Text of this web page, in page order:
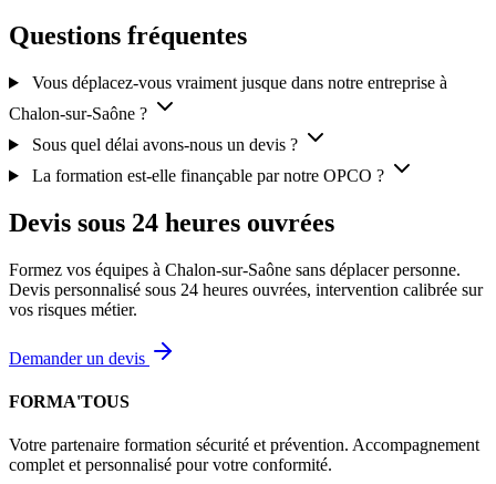
Questions fréquentes
Vous déplacez-vous vraiment jusque dans notre entreprise à
Chalon-sur-Saône ?
Sous quel délai avons-nous un devis ?
La formation est-elle finançable par notre OPCO ?
Devis sous 24 heures ouvrées
Formez vos équipes à Chalon-sur-Saône sans déplacer personne.
Devis personnalisé sous 24 heures ouvrées, intervention calibrée sur
vos risques métier.
Demander un devis
FORMA'TOUS
Votre partenaire formation sécurité et prévention. Accompagnement
complet et personnalisé pour votre conformité.